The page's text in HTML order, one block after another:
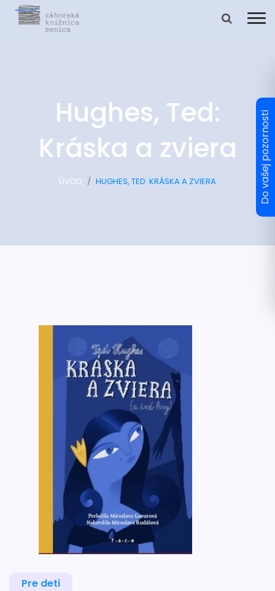
Hughes, Ted:
Kráska a zviera
ÚVOD HUGHES, TED: KRÁSKA A ZVIERA
Pre deti